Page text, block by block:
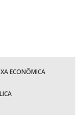
ECONÔMICA